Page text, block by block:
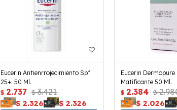
Eucerin Antienrrojecimiento Spf
25+. 50 Ml.
$ 2.737 $ 3.421
$ 2.326 $ 2.326
Eucerin Dermopure
Matificante 50 Ml.
$ 2.384 $
$ 2.026